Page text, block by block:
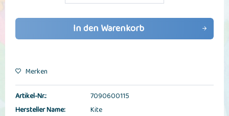
In den Warenkorb
Merken
Artikel-Nr.:
7090600115
Hersteller Name:
Kite